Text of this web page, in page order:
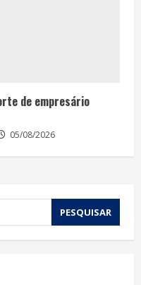
de empresário
05/08/2026